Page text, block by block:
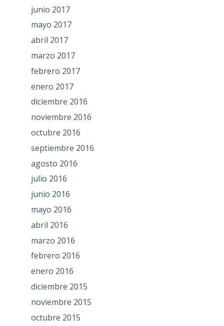
junio 2017
mayo 2017
abril 2017
marzo 2017
febrero 2017
enero 2017
diciembre 2016
noviembre 2016
octubre 2016
septiembre 2016
agosto 2016
julio 2016
junio 2016
mayo 2016
abril 2016
marzo 2016
febrero 2016
enero 2016
diciembre 2015
noviembre 2015
octubre 2015